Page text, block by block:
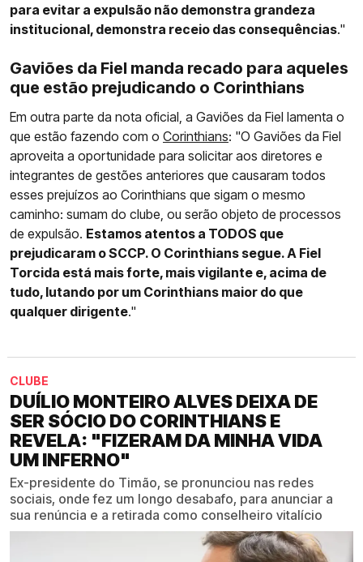
para evitar a expulsão não demonstra grandeza
institucional, demonstra receio das consequências."
Gaviões da Fiel manda recado para aqueles
que estão prejudicando o Corinthians
Em outra parte da nota oficial, a Gaviões da Fiel lamenta o
que estão fazendo com o Corinthians: "O Gaviões da Fiel
aproveita a oportunidade para solicitar aos diretores e
integrantes de gestões anteriores que causaram todos
esses prejuízos ao Corinthians que sigam o mesmo
caminho: sumam do clube, ou serão objeto de processos
de expulsão. Estamos atentos a TODOS que
prejudicaram o SCCP. O Corinthians segue. A Fiel
Torcida está mais forte, mais vigilante e, acima de
tudo, lutando por um Corinthians maior do que
qualquer dirigente."
CLUBE
DUÍLIO MONTEIRO ALVES DEIXA DE
SER SÓCIO DO CORINTHIANS E
REVELA: "FIZERAM DA MINHA VIDA
UM INFERNO"
Ex-presidente do Timão, se pronunciou nas redes
sociais, onde fez um longo desabafo, para anunciar a
sua renúncia e a retirada como conselheiro vitalício